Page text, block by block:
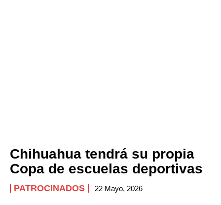
Chihuahua tendrá su propia
Copa de escuelas deportivas
PATROCINADOS 22 Mayo, 2026